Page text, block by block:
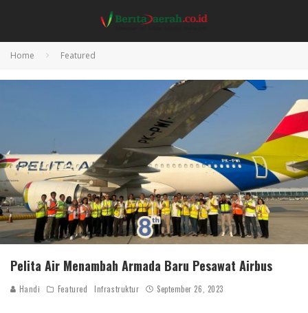
Home Featured
Pelita Air Menambah Armada Baru Pesawat Airbus
Handi Featured Infrastruktur September 26, 2023